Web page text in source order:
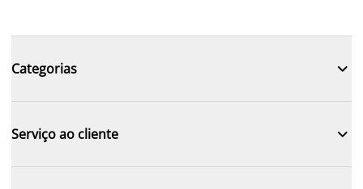
Categorias 
Serviço ao cliente 